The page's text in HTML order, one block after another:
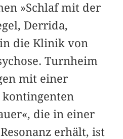
»Schlaf mit der
Derrida,
die Klinik von
Turnheim
mit einer
die in einer
erhält, ist